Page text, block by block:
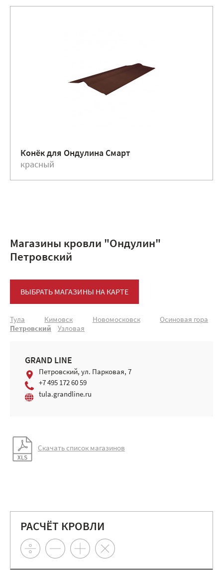
Конёк для Ондулина Смарт
красный
Магазины кровли "Ондулин"
Петровский
ВЫБРАТЬ МАГАЗИНЫ НА КАРТЕ
Тула Кимовск Новомосковск
Осиновая гора
Петровский
Узловая
GRAND LINE
Петровский, ул. Парковая, 7
+7 495 172 60 59
tula.grandline.ru
Скачать список магазинов
РАСЧЁТ КРОВЛИ